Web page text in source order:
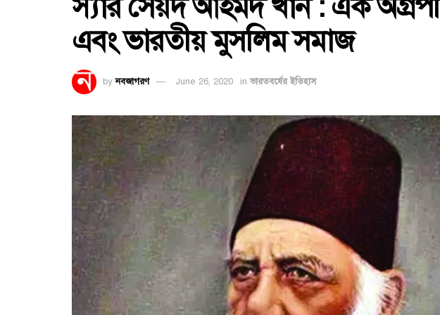
এবং ভারতীয় মুসলিম সমাজ
by নবজাগরণ June 26, 2020 in ভারতবর্ষের ইতিহাস